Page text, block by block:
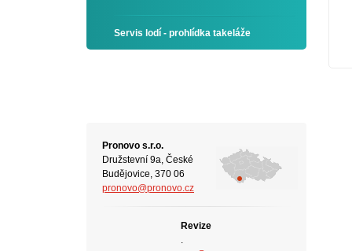
Servis lodí - prohlídka takeláže
Pronovo s.r.o.
Družstevní 9a, České
Budějovice, 370 06
pronovo@pronovo.cz
Revize
.